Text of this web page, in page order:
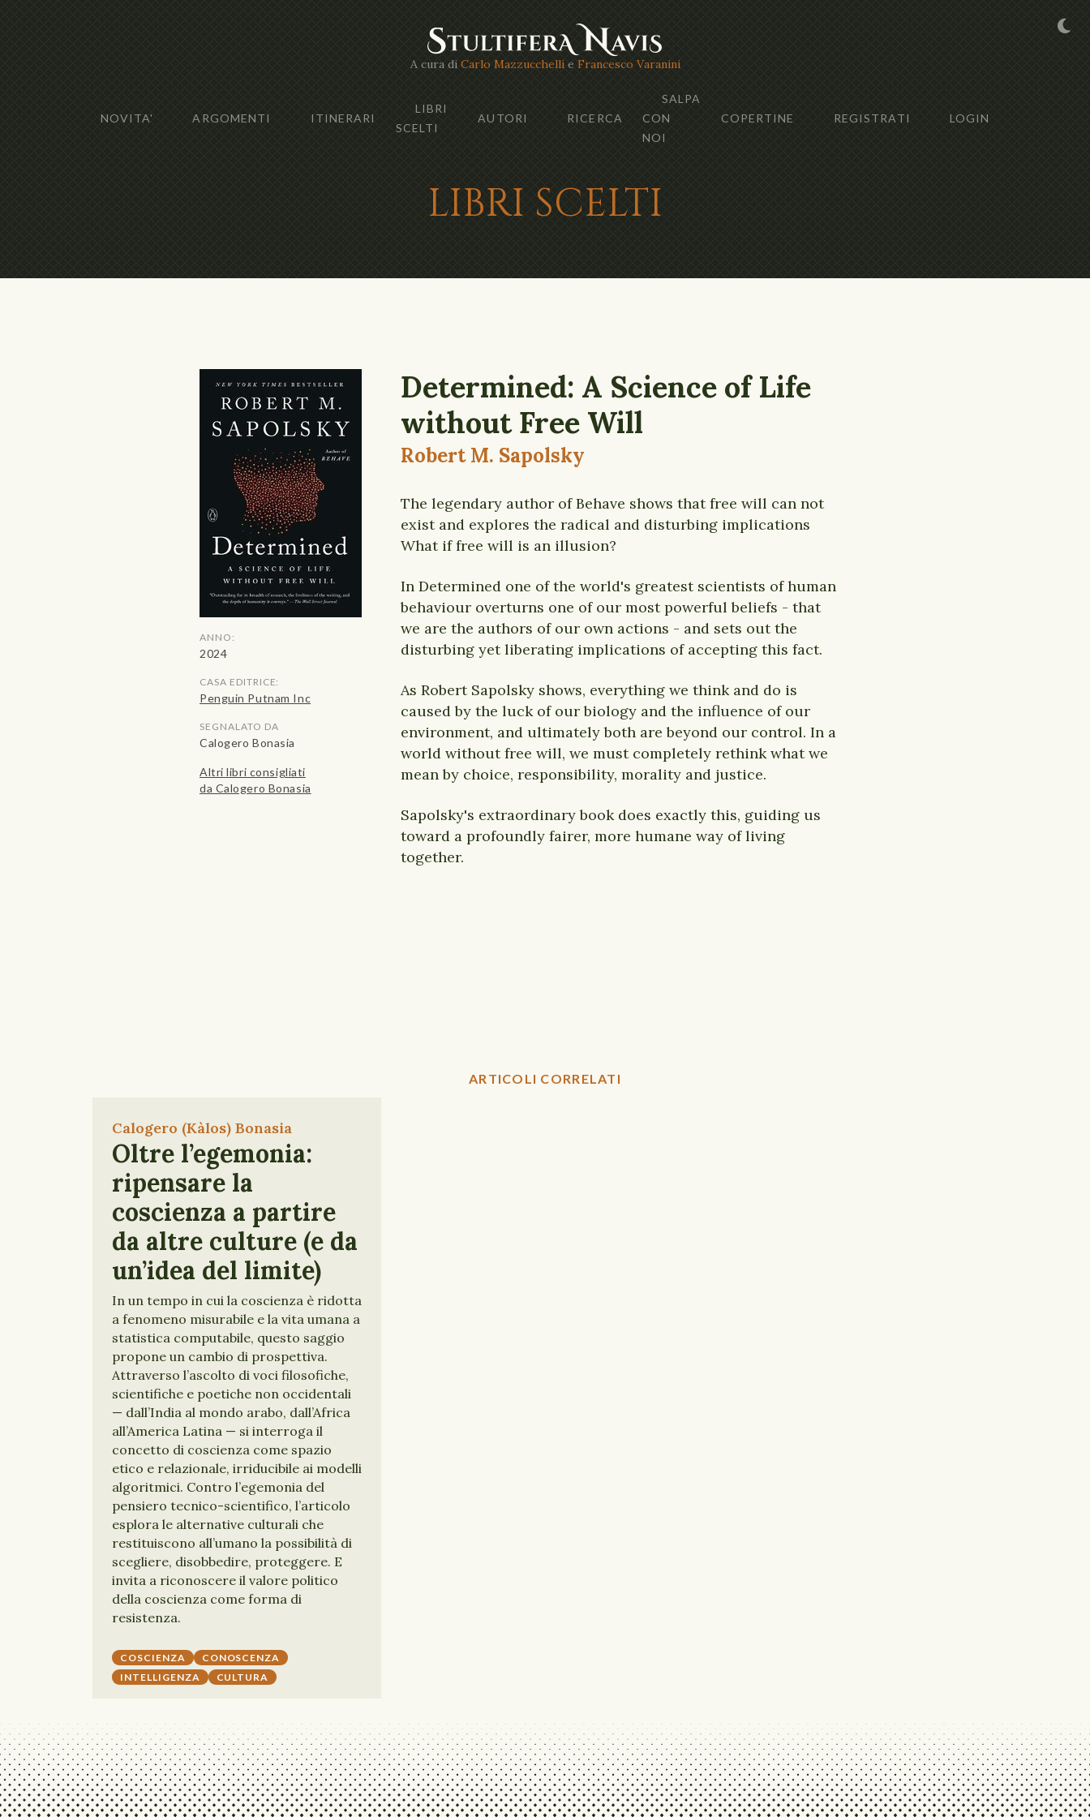
A cura di Carlo Mazzucchellie Francesco Varanini
NOVITA' ARGOMENTI ITINERARI
LIBRI
SCELTI
AUTORI RICERCA
SALPA
CON
NOI
COPERTINE REGISTRATI LOGIN
LIBRI SCELTI
ANNO:
2024
CASA EDITRICE:
Penguin Putnam Inc
SEGNALATO DA
Calogero Bonasia
Altri libri consigliati
da Calogero Bonasia
Determined: A Science of Life
without Free Will
Robert M. Sapolsky
The legendary author of Behave shows that free will can not
exist and explores the radical and disturbing implications
What if free will is an illusion?
In Determined one of the world's greatest scientists of human
behaviour overturns one of our most powerful beliefs - that
we are the authors of our own actions - and sets out the
disturbing yet liberating implications of accepting this fact.
As Robert Sapolsky shows, everything we think and do is
caused by the luck of our biology and the influence of our
environment, and ultimately both are beyond our control. In a
world without free will, we must completely rethink what we
mean by choice, responsibility, morality and justice.
Sapolsky's extraordinary book does exactly this, guiding us
toward a profoundly fairer, more humane way of living
together.
ARTICOLI CORRELATI
Calogero (Kàlos) Bonasia
Oltre l’egemonia:
ripensare la
coscienza a partire
da altre culture (e da
un’idea del limite)
In un tempo in cui la coscienza è ridotta
a fenomeno misurabile e la vita umana a
statistica computabile, questo saggio
propone un cambio di prospettiva.
Attraverso l’ascolto di voci filosofiche,
scientifiche e poetiche non occidentali
— dall’India al mondo arabo, dall’Africa
all’America Latina — si interroga il
concetto di coscienza come spazio
etico e relazionale, irriducibile ai modelli
algoritmici. Contro l’egemonia del
pensiero tecnico-scientifico, l’articolo
esplora le alternative culturali che
restituiscono all’umano la possibilità di
scegliere, disobbedire, proteggere. E
invita a riconoscere il valore politico
della coscienza come forma di
resistenza.
COSCIENZA
CONOSCENZA
INTELLIGENZA
CULTURA